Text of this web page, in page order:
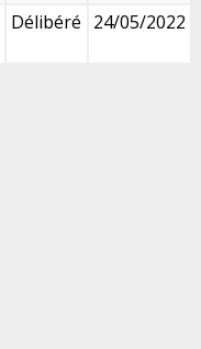
Délibéré 24/05/2022